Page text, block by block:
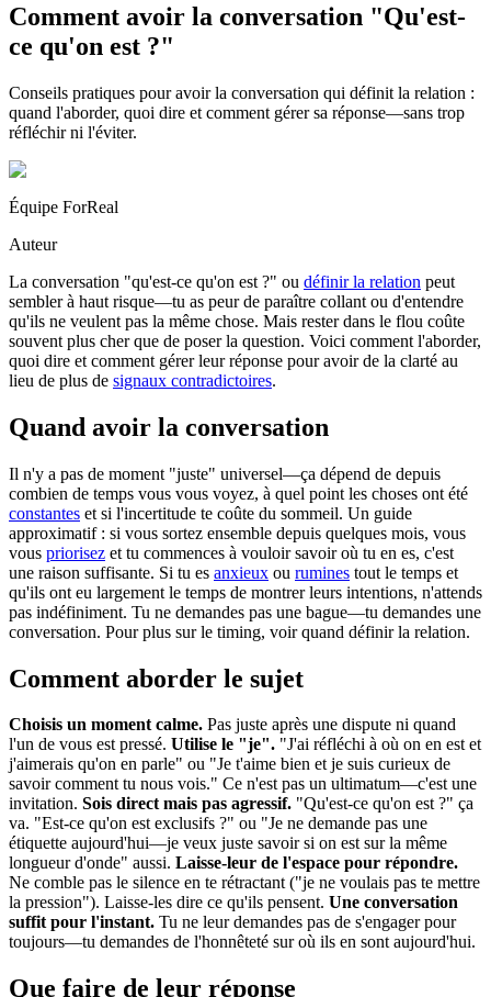
Comment avoir la conversation "Qu'est-
ce qu'on est ?"
Conseils pratiques pour avoir la conversation qui définit la relation :
quand l'aborder, quoi dire et comment gérer sa réponse—sans trop
réfléchir ni l'éviter.
Équipe ForReal
Auteur
La conversation "qu'est-ce qu'on est ?" ou définir la relation peut
sembler à haut risque—tu as peur de paraître collant ou d'entendre
qu'ils ne veulent pas la même chose. Mais rester dans le flou coûte
souvent plus cher que de poser la question. Voici comment l'aborder,
quoi dire et comment gérer leur réponse pour avoir de la clarté au
lieu de plus de signaux contradictoires.
Quand avoir la conversation
Il n'y a pas de moment "juste" universel—ça dépend de depuis
combien de temps vous vous voyez, à quel point les choses ont été
constantes et si l'incertitude te coûte du sommeil. Un guide
approximatif : si vous sortez ensemble depuis quelques mois, vous
vous priorisez et tu commences à vouloir savoir où tu en es, c'est
une raison suffisante. Si tu es anxieux ou rumines tout le temps et
qu'ils ont eu largement le temps de montrer leurs intentions, n'attends
pas indéfiniment. Tu ne demandes pas une bague—tu demandes une
conversation. Pour plus sur le timing, voir quand définir la relation.
Comment aborder le sujet
Choisis un moment calme. Pas juste après une dispute ni quand
l'un de vous est pressé. Utilise le "je". "J'ai réfléchi à où on en est et
j'aimerais qu'on en parle" ou "Je t'aime bien et je suis curieux de
savoir comment tu nous vois." Ce n'est pas un ultimatum—c'est une
invitation. Sois direct mais pas agressif. "Qu'est-ce qu'on est ?" ça
va. "Est-ce qu'on est exclusifs ?" ou "Je ne demande pas une
étiquette aujourd'hui—je veux juste savoir si on est sur la même
longueur d'onde" aussi. Laisse-leur de l'espace pour répondre.
Ne comble pas le silence en te rétractant ("je ne voulais pas te mettre
la pression"). Laisse-les dire ce qu'ils pensent. Une conversation
suffit pour l'instant. Tu ne leur demandes pas de s'engager pour
toujours—tu demandes de l'honnêteté sur où ils en sont aujourd'hui.
Que faire de leur réponse